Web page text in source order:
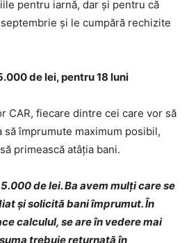
pentru iarnă, dar şi pentru că
şi le cumpără rechizite
de lei, pentru 18 luni
CAR, fiecare dintre cei care vor să
împrumute maximum posibil,
primească atâţia bani.
de lei. Ba avem mulţi care se
şi solicită bani împrumut. În
calculul, se are în vedere mai
trebuie returnată în